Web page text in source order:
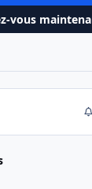
vous